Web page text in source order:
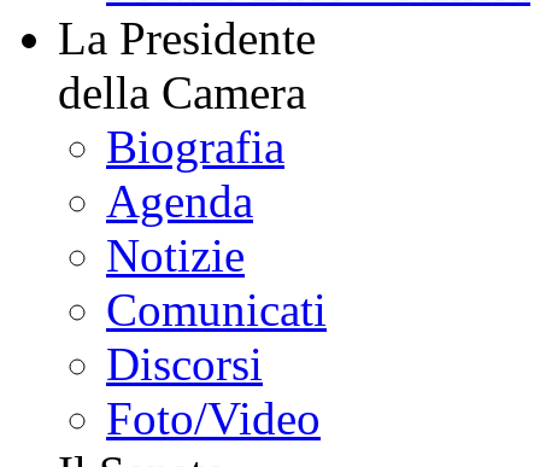
La Presidente
della Camera
Biografia
Agenda
Notizie
Comunicati
Discorsi
Foto/Video